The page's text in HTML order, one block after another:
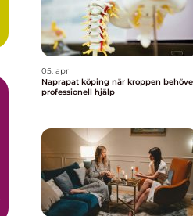
05. apr
Naprapat köping när kroppen behöver
professionell hjälp